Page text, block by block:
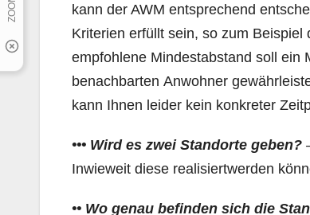
kann der AWM entsprechend
Kriterien erfüllt sein, so zum
empfohlene Mindestabstand soll ein
benachbarten Anwohner
kann Ihnen leider kein konkreter
••• Wird es zwei Standorte geben?
Inwieweit diese realisiertwerden
•• Wo genau befinden sich die